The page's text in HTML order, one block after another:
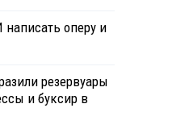
оперу и
резервуары
и буксир в